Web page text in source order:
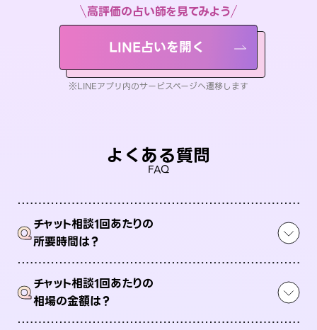
高評価の占い師を見てみよう
LINE占いを開く
※LINEアプリ内のサービスページへ遷移します
よくある質問
FAQ
Qチャット相談1回あたりの
所要時間は？
Qチャット相談1回あたりの
相場の金額は？